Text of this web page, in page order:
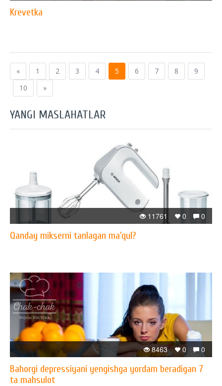
Krevetka
« 1 2 3 4 5 6 7 8
9
10
»
YANGI MASLAHATLAR
0
0
11761
Qanday mikserni tanlagan ma’qul?
0
0
8463
Bahorgi depressiyani yengishga yordam beradigan 7
ta mahsulot